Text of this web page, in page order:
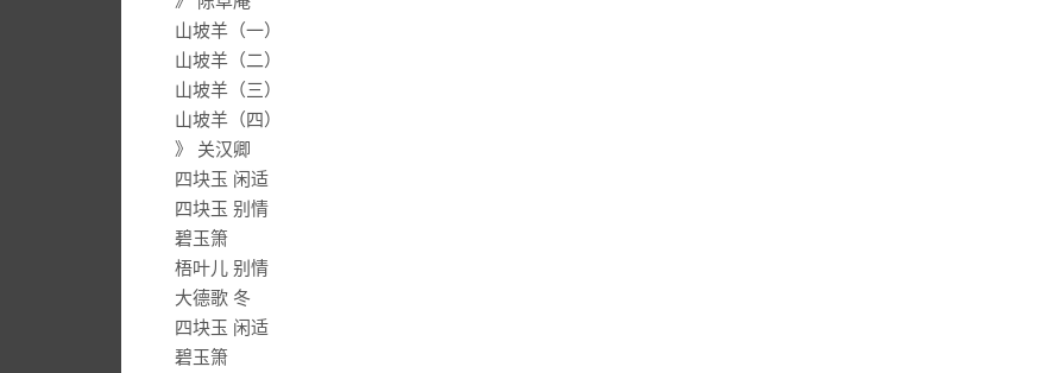
山坡羊（一）
山坡羊（二）
山坡羊（三）
山坡羊（四）
》 关汉卿
四块玉 闲适
四块玉 别情
碧玉箫
梧叶儿 别情
大德歌 冬
四块玉 闲适
碧玉箫